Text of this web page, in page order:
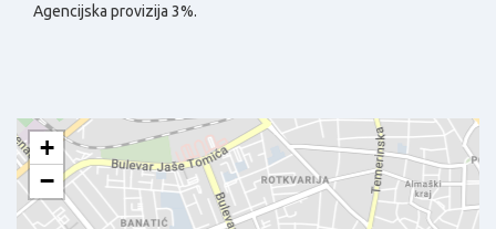
Agencijska provizija 3%.
+
−